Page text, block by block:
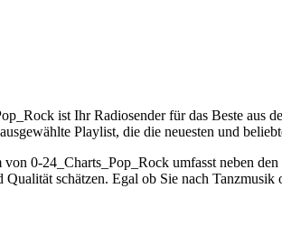
ist Ihr Radiosender für das Beste aus
Playlist, die die neuesten und
von 0-24_Charts_Pop_Rock umfasst neben
schätzen. Egal ob Sie nach